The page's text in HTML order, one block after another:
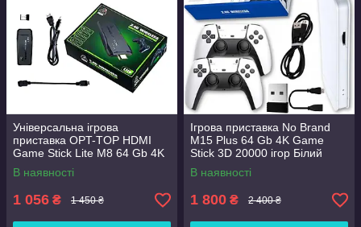
Універсальна ігрова
приставка OPT-TOP HDMI
Game Stick Lite M8 64 Gb 4K
Ultra HD 10000 голок
(1892185189)
В наявності
1 056 ₴ 1 450 ₴
Ігрова приставка No Brand
M15 Plus 64 Gb 4K Game
Stick 3D 20000 ігор Білий
(2390000010)
В наявності
1 800 ₴ 2 400 ₴